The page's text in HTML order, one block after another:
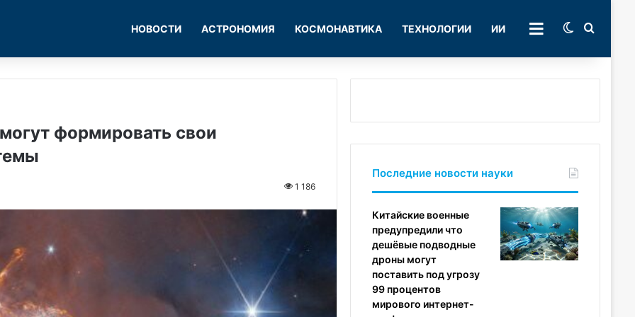
НОВОСТИ АСТРОНОМИЯ КОСМОНАВТИКА ТЕХНОЛОГИИ ИИ РУБРИКИSwitch skin
формировать свои
1 186
Последние новости науки
Китайские военные
предупредили что
дешёвые подводные
дроны могут
поставить под угрозу
99 процентов
мирового интернет-